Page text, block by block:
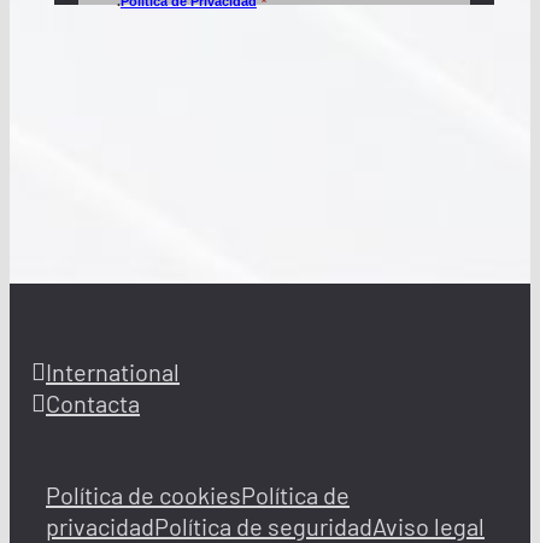
International
Contacta
Política de cookiesPolítica de
privacidadPolítica de seguridadAviso legal